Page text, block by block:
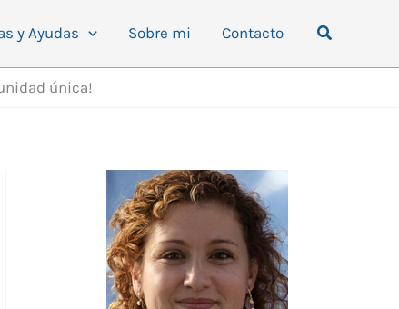
y Ayudas Sobre mi Contacto Buscar
única!